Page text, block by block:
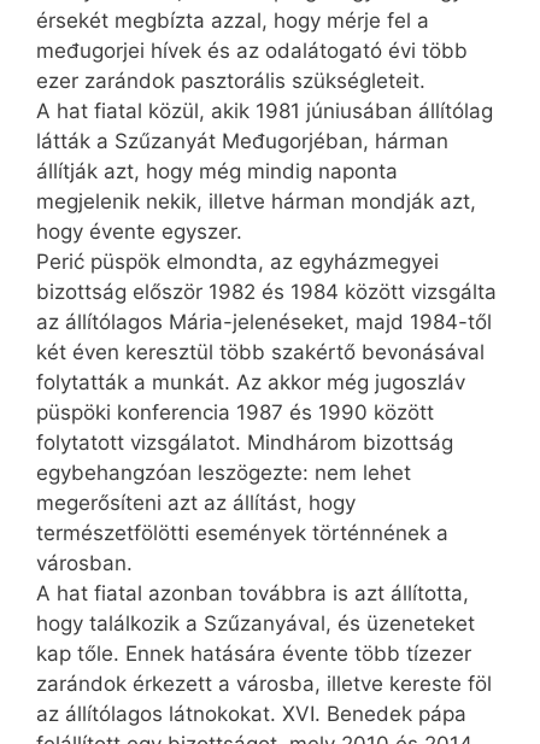
érsekét megbízta azzal, hogy mérje fel a
međugorjei hívek és az odalátogató évi több
ezer zarándok pasztorális szükségleteit.
A hat fiatal közül, akik 1981 júniusában állítólag
látták a Szűzanyát Međugorjéban, hárman
állítják azt, hogy még mindig naponta
megjelenik nekik, illetve hárman mondják azt,
hogy évente egyszer.
Perić püspök elmondta, az egyházmegyei
bizottság először 1982 és 1984 között vizsgálta
az állítólagos Mária-jelenéseket, majd 1984-től
két éven keresztül több szakértő bevonásával
folytatták a munkát. Az akkor még jugoszláv
püspöki konferencia 1987 és 1990 között
folytatott vizsgálatot. Mindhárom bizottság
egybehangzóan leszögezte: nem lehet
megerősíteni azt az állítást, hogy
természetfölötti események történnének a
városban.
A hat fiatal azonban továbbra is azt állította,
hogy találkozik a Szűzanyával, és üzeneteket
kap tőle. Ennek hatására évente több tízezer
zarándok érkezett a városba, illetve kereste föl
az állítólagos látnokokat. XVI. Benedek pápa